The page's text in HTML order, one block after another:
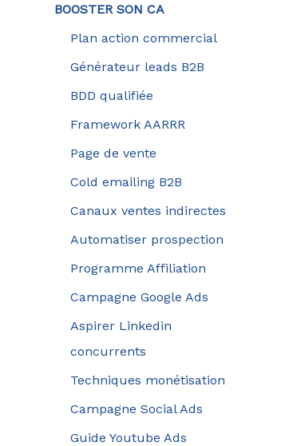
BOOSTER SON CA
Plan action commercial
Générateur leads B2B
BDD qualifiée
Framework AARRR
Page de vente
Cold emailing B2B
Canaux ventes indirectes
Automatiser prospection
Programme Affiliation
Campagne Google Ads
Aspirer Linkedin
concurrents
Techniques monétisation
Campagne Social Ads
Guide Youtube Ads